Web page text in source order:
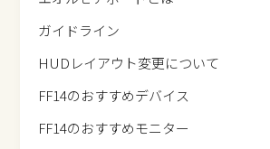
ガイドライン
HUDレイアウト変更について
FF14のおすすめデバイス
FF14のおすすめモニター